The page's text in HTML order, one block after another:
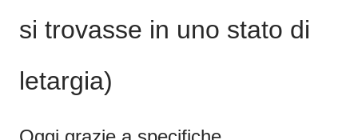
si trovasse in uno stato di
letargia)